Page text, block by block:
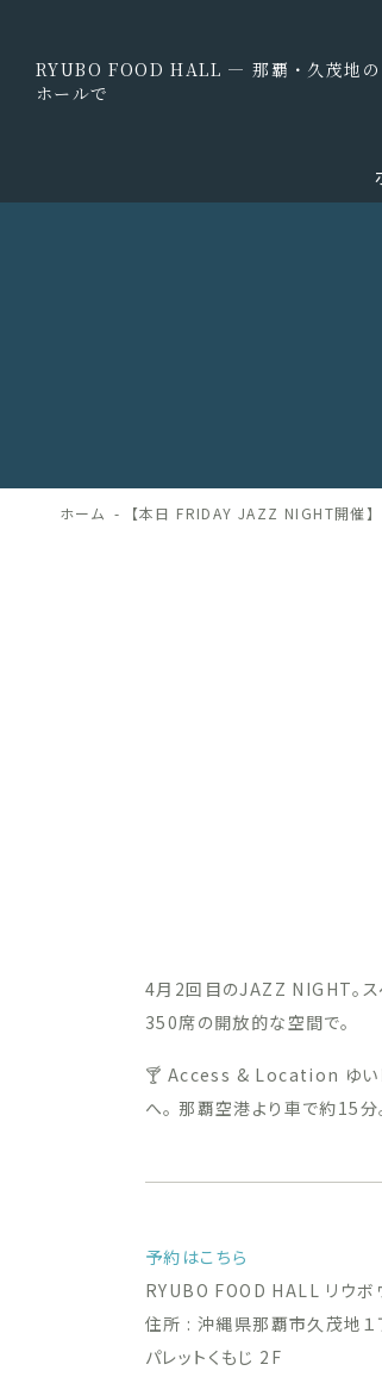
RYUBO FOOD HALL — 那覇・久茂地の
ホールで
ホーム 【本日 FRIDAY JAZZ NIGHT開催】
4月2回目のJAZZ NIGHT。ス
350席の開放的な空間で。
🍸 Access & Location ゆいレ
へ。 那覇空港より車で約15分
予約はこちら
RYUBO FOOD HALL リウボ
住所 : 沖縄県那覇市久茂地１
パレットくもじ 2F